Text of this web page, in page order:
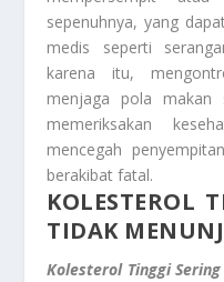
sepenuhnya, yang
medis seperti
karena itu,
menjaga pola makan
memeriksakan
mencegah
berakibat fatal.
KOLESTEROL
TIDAK
Kolesterol Tinggi